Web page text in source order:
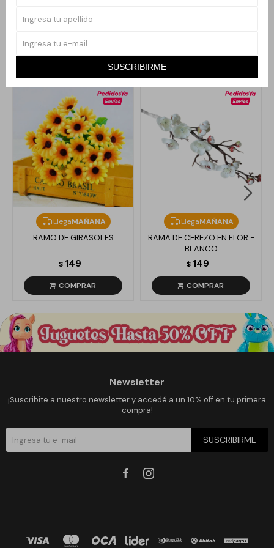
SUSCRIBIRME
Productos que te pueden interesar
LlegaMAÑANA
RAMO DE GIRASOLES
$ 149
LlegaMAÑANA
RAMA DE CEREZO EN FLOR -
BLANCO
$ 149
Newsletter
¡Suscribite a nuestro newsletter y accedé a un 10% off en tu primera
compra!
SUSCRIBIRME
 